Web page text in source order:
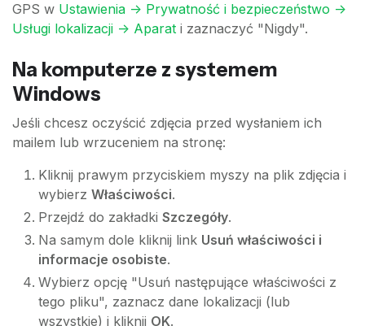
GPS w Ustawienia -> Prywatność i bezpieczeństwo ->
Usługi lokalizacji -> Aparat i zaznaczyć "Nigdy".
Na komputerze z systemem
Windows
Jeśli chcesz oczyścić zdjęcia przed wysłaniem ich
mailem lub wrzuceniem na stronę:
Kliknij prawym przyciskiem myszy na plik zdjęcia i
wybierz Właściwości.
Przejdź do zakładki Szczegóły.
Na samym dole kliknij link Usuń właściwości i
informacje osobiste.
Wybierz opcję "Usuń następujące właściwości z
tego pliku", zaznacz dane lokalizacji (lub
wszystkie) i kliknij OK.